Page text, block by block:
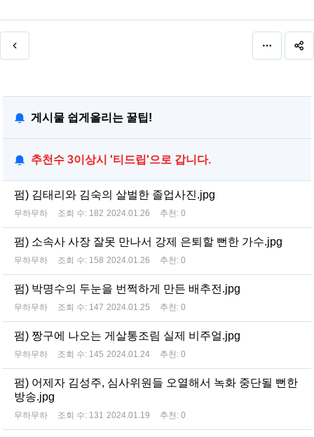
게시물 쉽게올리는 꿀팁!
추천수 3이상시 '티드립'으로 갑니다.
펌) 김태리와 김숙의 살벌한 졸업사진.jpg
무하무하 조회 수: 182 2024.01.26 추천: 0
펌) 소속사 사장 잘못 만나서 강제 은퇴할 뻔한 가수.jpg
무하무하 조회 수: 158 2024.01.26 추천: 0
펌) 박명수의 두눈을 번쩍하게 만든 배추전.jpg
무하무하 조회 수: 147 2024.01.25 추천: 0
펌) 짱구에 나오는 게살통조림 실제 비주얼.jpg
무하무하 조회 수: 145 2024.01.24 추천: 0
펌) 어제자 김성주, 심사위원들 오열해서 녹화 중단될 뻔한
방송.jpg
무하무하 조회 수: 131 2024.01.19 추천: 0